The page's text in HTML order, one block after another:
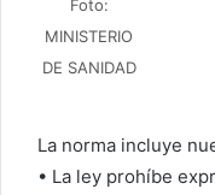
Foto:
MINISTERIO
DE SANIDAD
La norma incluye
• La ley prohíbe